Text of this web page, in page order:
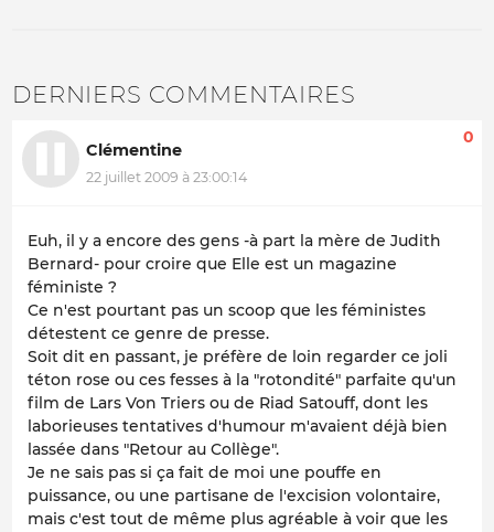
DERNIERS COMMENTAIRES
Clémentine
22 juillet 2009 à 23:00:14
0
Euh, il y a encore des gens -à part la mère de Judith
Bernard- pour croire que Elle est un magazine
féministe ?
Ce n'est pourtant pas un scoop que les féministes
détestent ce genre de presse.
Soit dit en passant, je préfère de loin regarder ce joli
téton rose ou ces fesses à la "rotondité" parfaite qu'un
film de Lars Von Triers ou de Riad Satouff, dont les
laborieuses tentatives d'humour m'avaient déjà bien
lassée dans "Retour au Collège".
Je ne sais pas si ça fait de moi une pouffe en
puissance, ou une partisane de l'excision volontaire,
mais c'est tout de même plus agréable à voir que les